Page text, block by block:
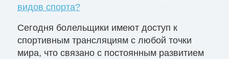
видов спорта?
Сегодня болельщики имеют доступ к
спортивным трансляциям с любой точки
мира, что связано с постоянным развитием